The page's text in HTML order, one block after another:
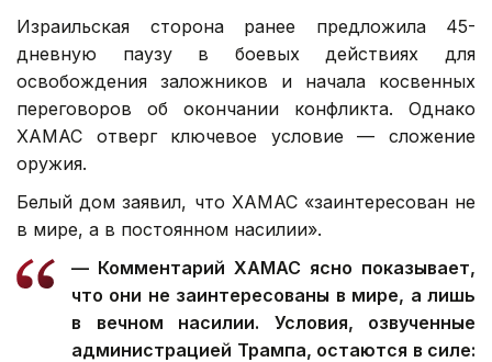
Израильская сторона ранее предложила 45-
дневную паузу в боевых действиях для
освобождения заложников и начала косвенных
переговоров об окончании конфликта. Однако
ХАМАС отверг ключевое условие — сложение
оружия.
Белый дом заявил, что ХАМАС «заинтересован не
в мире, а в постоянном насилии».
— Комментарий ХАМАС ясно показывает,
что они не заинтересованы в мире, а лишь
в вечном насилии. Условия, озвученные
администрацией Трампа, остаются в силе: